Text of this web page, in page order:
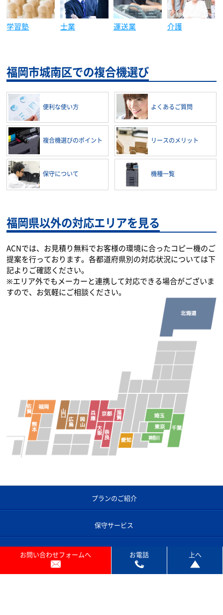
学習塾 士業 運送業 介護
福岡市城南区での複合機選び
便利な使い方 よくあるご質問
複合機選びのポイント リースのメリット
保守について 機種一覧
福岡県以外の対応エリアを見る
ACNでは、お見積り無料でお客様の環境に合ったコピー機のご
提案を行っております。各都道府県別の対応状況については下
記よりご確認ください。
※エリア外でもメーカーと連携して対応できる場合がございま
すので、お気軽にご相談ください。
プランのご紹介
保守サービス
開業支援サービス
お問い合わせフォームへ お電話 上へ